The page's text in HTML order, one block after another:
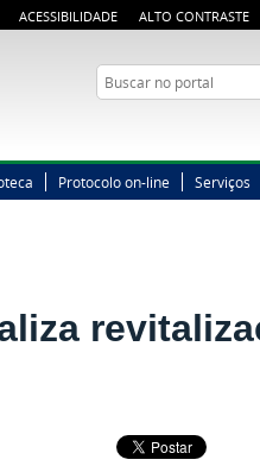
ACESSIBILIDADE ALTO CONTRASTE
Busca
Protocolo on-line Serviços